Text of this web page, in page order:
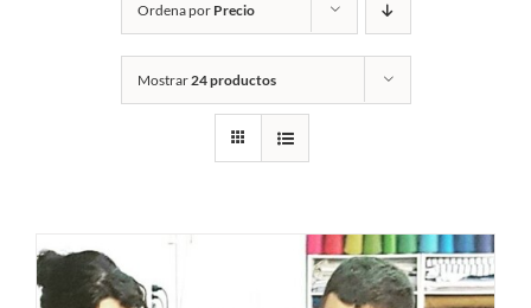
Ordena por Precio
Mostrar24 productos